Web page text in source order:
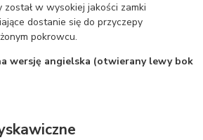
w wysokiej jakości zamki
dostanie się do przyczepy
pokrowcu.
wersję angielska (otwierany lewy bok